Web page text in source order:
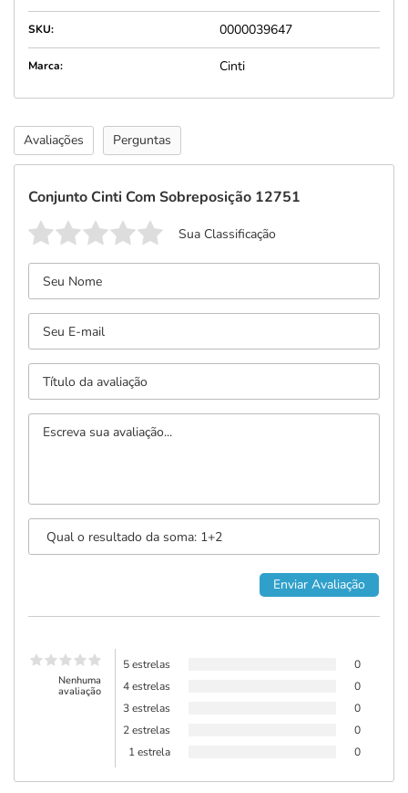
SKU: 0000039647
Marca: Cinti
Avaliações Perguntas
Conjunto Cinti Com Sobreposição 12751
Sua Classificação
Nenhuma
avaliação
5 estrelas
0
4 estrelas
0
3 estrelas
0
2 estrelas
0
1 estrela
0